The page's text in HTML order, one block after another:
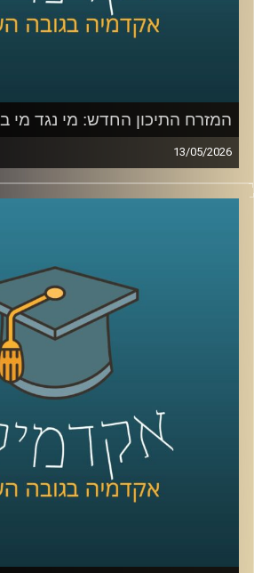
קרדיט תמונות:AudioVersity
המזרח התיכון החדש: מי נגד מי
13/05/2026
לפני כמה שנים, רוב האנשים עוד
מי נגד מי במזרח התיכון.
החות’ים, רוסיה, הסכמים, איומים, מלחמה
הכותרות, הרבה אנשים פשוט איבדו את
אז בפרק הזה רצינו לעצור רגע ולעשות
להבין מה באמת קורה באזור שלנו, מה
באוקטובר, ואיך נראית היום המפה
איתנו היום ד”ר שי הר-צבי, מרצה וחוקר
ואסטרטגיה ב־אוניברסיטת רייכמן,
המשרד לנושאים אסטרטגיים וראש
וביחד ננסה להבין: האם איראן באמת
מה מצבו האמיתי של חיזבאללה, האם